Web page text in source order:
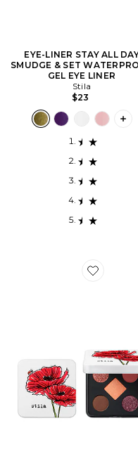
EYE-LINER STAY ALL
SMUDGE & SET
GEL EYE LINER
Stila
$23
Favorite